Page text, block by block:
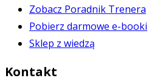
Zobacz Poradnik Trenera
Pobierz darmowe e-booki
Sklep z wiedzą
Kontakt